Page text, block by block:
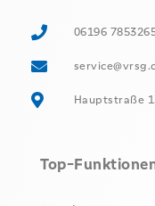
06196
Hauptstraße
Top-